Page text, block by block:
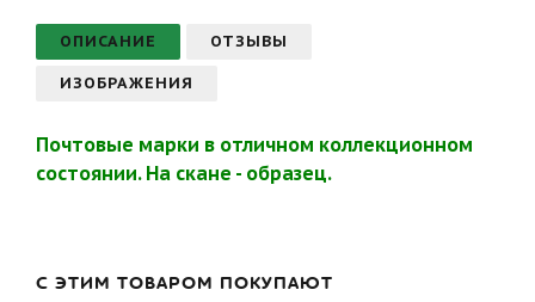
ОПИСАНИЕ ОТЗЫВЫ
ИЗОБРАЖЕНИЯ
Почтовые марки в отличном коллекционном
состоянии. На скане - образец.
С ЭТИМ ТОВАРОМ ПОКУПАЮТ